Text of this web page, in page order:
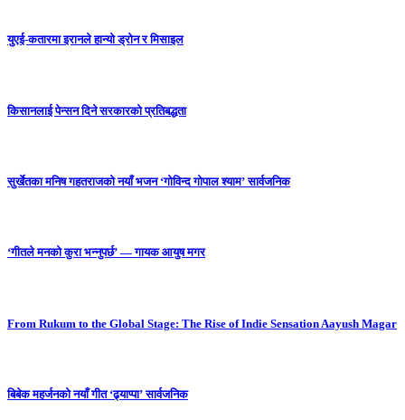
युएई-कतारमा इरानले हान्यो ड्रोन र मिसाइल
किसानलाई पेन्सन दिने सरकारको प्रतिबद्धता
सुर्खेतका मनिष गहतराजको नयाँ भजन ‘गोविन्द गोपाल श्याम’ सार्वजनिक
‘गीतले मनको कुरा भन्नुपर्छ’ — गायक आयुष मगर
From Rukum to the Global Stage: The Rise of Indie Sensation Aayush Magar
बिबेक महर्जनको नयाँ गीत ‘ढ्याप्पा’ सार्वजनिक